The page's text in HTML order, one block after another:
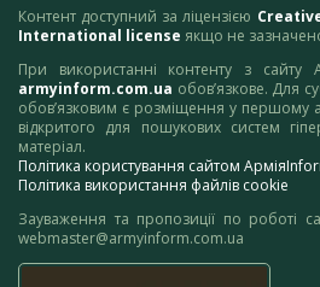
Контент доступний за ліцензією
International license якщо не
При використанні контенту з сайту
armyinform.com.ua обов’язкове. Для
обов’язковим є розміщення у першому
відкритого для пошукових систем
матеріал.
Політика користування сайтом
Політика використання файлів cookie
Зауваження та пропозиції по роботі
webmaster@armyinform.com.ua